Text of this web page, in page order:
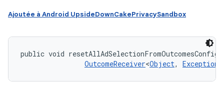
Ajoutée à Android UpsideDownCakePrivacySandbox
public void
OutcomeReceiver<Object, Exception